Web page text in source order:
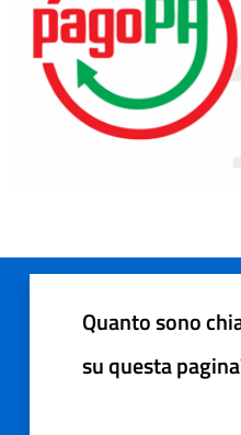
Quanto sono
su questa